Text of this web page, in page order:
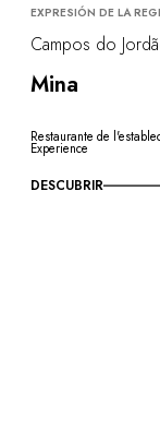
EXPRESIÓN DE LA
Campos do
Mina
Restaurante de
Experience
DESCUBRIR